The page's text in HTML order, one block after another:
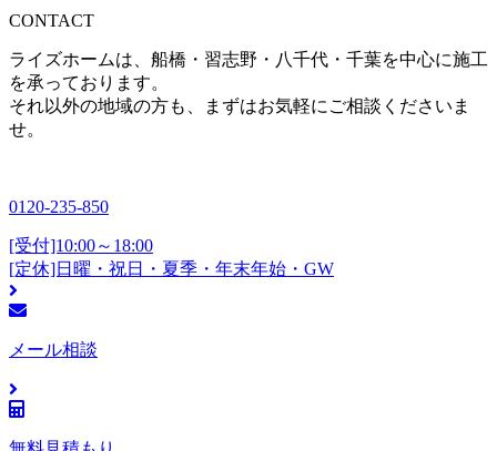
CONTACT
ライズホームは、船橋・習志野・八千代・千葉を中心に施工
を承っております。
それ以外の地域の方も、まずはお気軽にご相談くださいま
せ。
0120-235-850
[受付]10:00～18:00
[定休]日曜・祝日・夏季・年末年始・GW
メール相談